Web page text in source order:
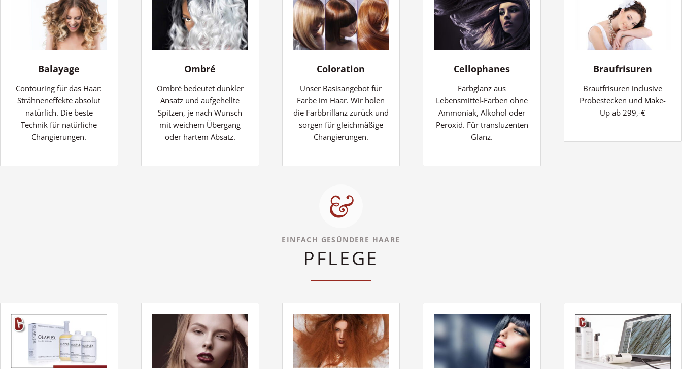
Balayage
Contouring für das Haar:
Strähneneffekte absolut
natürlich. Die beste
Technik für natürliche
Changierungen.
Ombré
Ombré bedeutet dunkler
Ansatz und aufgehellte
Spitzen, je nach Wunsch
mit weichem Übergang
oder hartem Absatz.
Coloration
Unser Basisangebot für
Farbe im Haar. Wir holen
die Farbbrillanz zurück und
sorgen für gleichmäßige
Changierungen.
Cellophanes
Farbglanz aus
Lebensmittel-Farben ohne
Ammoniak, Alkohol oder
Peroxid. Für transluzenten
Glanz.
Braufrisuren
Brautfrisuren inclusive
Probestecken und Make-
Up ab 299,-€
EINFACH GESÜNDERE HAARE
PFLEGE